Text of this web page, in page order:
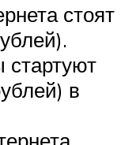
стоят
стартуют
в